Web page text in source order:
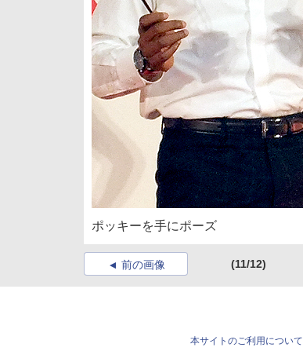
ポッキーを手にポーズ
前の画像 (11/12)
本サイトのご利用について